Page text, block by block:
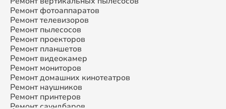
Ремонт сплит-систем
Ремонт фотоаппаратов
Ремонт телевизоров
Ремонт пылесосов
Ремонт проекторов
Ремонт планшетов
Ремонт видеокамер
Ремонт мониторов
Ремонт домашних кинотеатров
Ремонт наушников
Ремонт принтеров
Ремонт саундбаров